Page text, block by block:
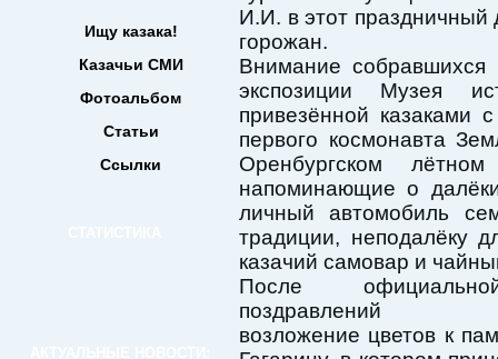
Ищу казака!
Казачьи СМИ
Фотоальбом
Статьи
Ссылки
И.И. в этот
горожан.
Внимание
экспозиции Музея
привезённой
первого космонавта
Оренбургском
напоминающие о
личный автомобиль
традиции, неподалёку
казачий самовар и
После
поздравлений
возложение цветов к